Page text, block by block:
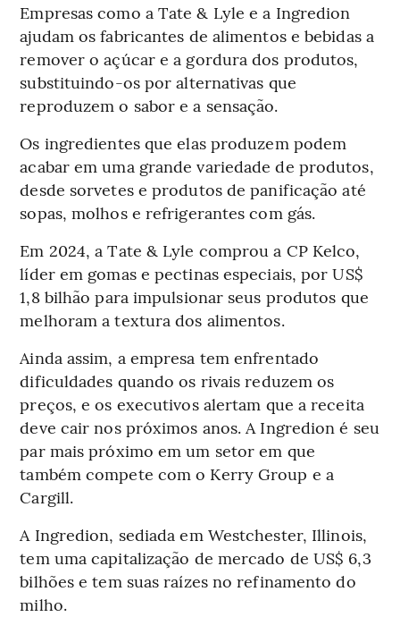
Empresas como a Tate & Lyle e a Ingredion
ajudam os fabricantes de alimentos e bebidas a
remover o açúcar e a gordura dos produtos,
substituindo-os por alternativas que
reproduzem o sabor e a sensação.
Os ingredientes que elas produzem podem
acabar em uma grande variedade de produtos,
desde sorvetes e produtos de panificação até
sopas, molhos e refrigerantes com gás.
Em 2024, a Tate & Lyle comprou a CP Kelco,
líder em gomas e pectinas especiais, por US$
1,8 bilhão para impulsionar seus produtos que
melhoram a textura dos alimentos.
Ainda assim, a empresa tem enfrentado
dificuldades quando os rivais reduzem os
preços, e os executivos alertam que a receita
deve cair nos próximos anos. A Ingredion é seu
par mais próximo em um setor em que
também compete com o Kerry Group e a
Cargill.
A Ingredion, sediada em Westchester, Illinois,
tem uma capitalização de mercado de US$ 6,3
bilhões e tem suas raízes no refinamento do
milho.